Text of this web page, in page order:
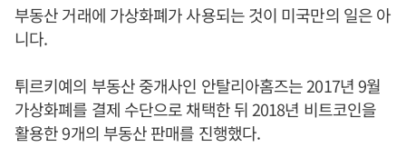
부동산 거래에 가상화폐가 사용되는 것이 미국만의 일은 아
니다.
튀르키예의 부동산 중개사인 안탈리아홈즈는 2017년 9월
가상화폐를 결제 수단으로 채택한 뒤 2018년 비트코인을
활용한 9개의 부동산 판매를 진행했다.